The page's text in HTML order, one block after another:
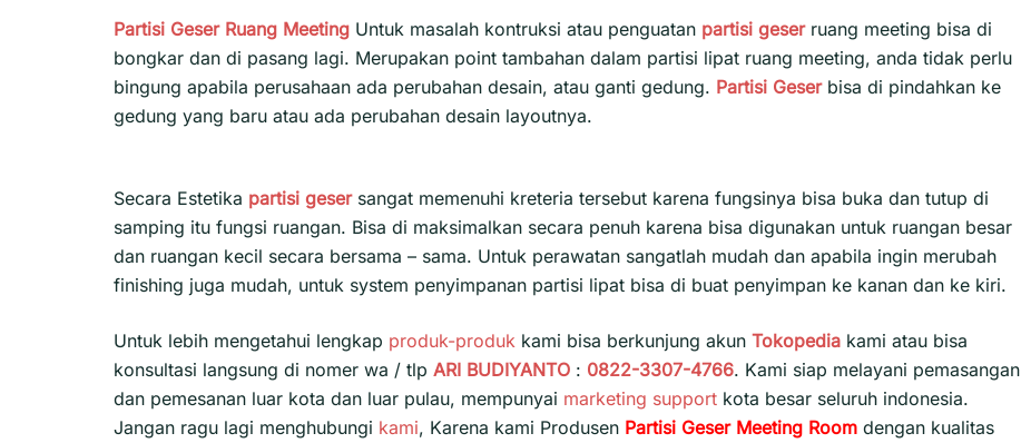
Partisi Geser Ruang Meeting Untuk masalah kontruksi atau penguatan partisi geser ruang meeting bisa di
bongkar dan di pasang lagi. Merupakan point tambahan dalam partisi lipat ruang meeting, anda tidak perlu
bingung apabila perusahaan ada perubahan desain, atau ganti gedung. Partisi Geser bisa di pindahkan ke
gedung yang baru atau ada perubahan desain layoutnya.
Secara Estetika partisi geser sangat memenuhi kreteria tersebut karena fungsinya bisa buka dan tutup di
samping itu fungsi ruangan. Bisa di maksimalkan secara penuh karena bisa digunakan untuk ruangan besar
dan ruangan kecil secara bersama – sama. Untuk perawatan sangatlah mudah dan apabila ingin merubah
finishing juga mudah, untuk system penyimpanan partisi lipat bisa di buat penyimpan ke kanan dan ke kiri.
Untuk lebih mengetahui lengkap produk-produk kami bisa berkunjung akun Tokopedia kami atau bisa
konsultasi langsung di nomer wa / tlp ARI BUDIYANTO : 0822-3307-4766. Kami siap melayani pemasangan
dan pemesanan luar kota dan luar pulau, mempunyai marketing support kota besar seluruh indonesia.
Jangan ragu lagi menghubungi kami, Karena kami Produsen Partisi Geser Meeting Room dengan kualitas